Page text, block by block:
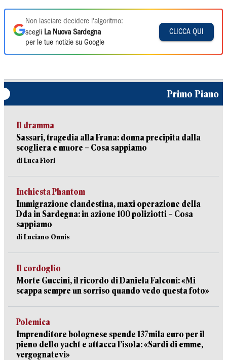
Non lasciare decidere l'algoritmo:
scegli La Nuova Sardegna
per le tue notizie su Google
CLICCA QUI
Primo Piano
Il dramma
Sassari, tragedia alla Frana: donna precipita dalla
scogliera e muore – Cosa sappiamo
di Luca Fiori
Inchiesta Phantom
Immigrazione clandestina, maxi operazione della
Dda in Sardegna: in azione 100 poliziotti – Cosa
sappiamo
di Luciano Onnis
Il cordoglio
Morte Guccini, il ricordo di Daniela Falconi: «Mi
scappa sempre un sorriso quando vedo questa foto»
Polemica
Imprenditore bolognese spende 137mila euro per il
pieno dello yacht e attacca l’isola: «Sardi di emme,
vergognatevi»